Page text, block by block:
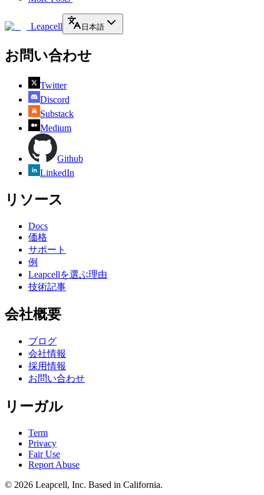
Leapcell 日本語
お問い合わせ
Twitter
Discord
Substack
Medium
Github
LinkedIn
リソース
Docs
価格
サポート
例
Leapcellを選ぶ理由
技術記事
会社概要
ブログ
会社情報
採用情報
お問い合わせ
リーガル
Term
Privacy
Fair Use
Report Abuse
© 2026 Leapcell, Inc. Based in California.